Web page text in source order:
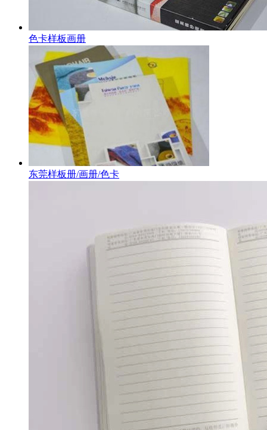
色卡样板画册
东莞样板册/画册/色卡